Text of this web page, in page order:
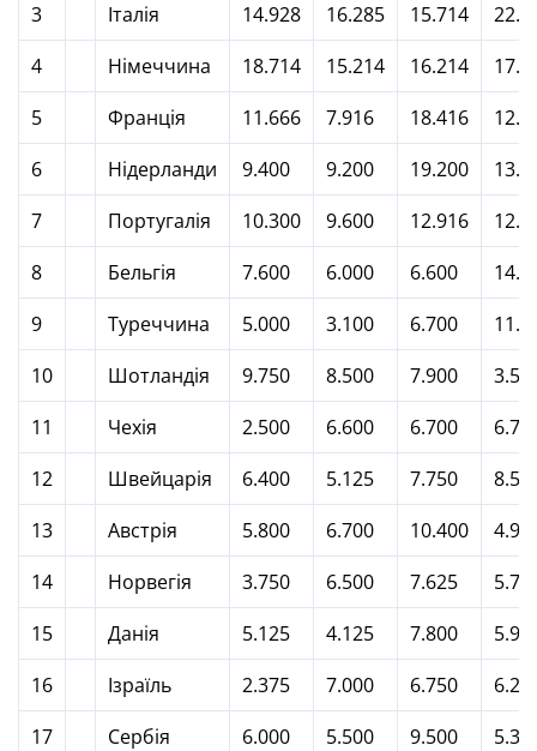
3
Італія 14.928 16.285 15.714
4
Німеччина 18.714 15.214 16.214
5
Франція 11.666 7.916 18.416
6
Нідерланди 9.400 9.200 19.200
7
Португалія 10.300 9.600 12.916
8
Бельгія 7.600 6.000 6.600
9
Туреччина 5.000 3.100 6.700
10
Шотландія 9.750 8.500 7.900
11
Чехія 2.500 6.600 6.700
12
Швейцарія 6.400 5.125 7.750
13
Австрія 5.800 6.700 10.400
14
Норвегія 3.750 6.500 7.625
15
Данія 5.125 4.125 7.800
16
Ізраїль 2.375 7.000 6.750
17
Сербія 6.000 5.500 9.500